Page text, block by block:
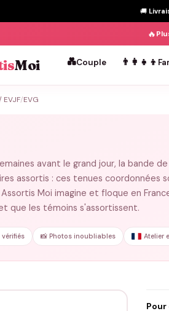
🚚
🔥
Moi 💑Couple 👨‍👩‍👧‍👦
EVJF/EVG
avant le grand jour, la bande
assortis : ces tenues coordonnées
Moi imagine et floque en
que les témoins s'assortissent.
📸 Photos inoubliables Atelier
Pour